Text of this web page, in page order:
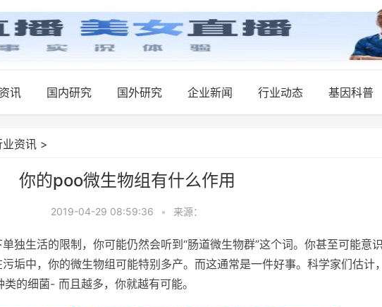
讯 国内研究 国外研究 企业新闻 行业动态 基因科普
业资讯 >
你的poo微生物组有什么作用
2019-04-29 08:59:36 • 来源：
独生活的限制，你可能仍然会听到“肠道微生物群”这个词。你甚至可能意
垢中，你的微生物组可能特别多产。而这通常是一件好事。科学家们估计
的细菌- 而且越多，你就越有可能。